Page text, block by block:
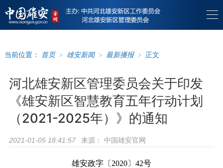
当前位置： 首页 > 雄安新闻 > 最新播报 > 正文
河北雄安新区管理委员会关于印发
《雄安新区智慧教育五年行动计划
（2021-2025年）》的通知
2021-01-05 18:41:57 来源： 中国雄安官网
雄安政字〔2020〕42号